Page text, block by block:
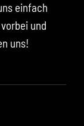
einfach
und
uns!